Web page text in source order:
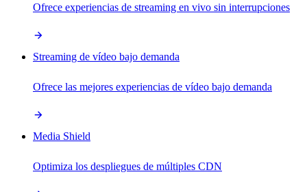
Ofrece experiencias de streaming en vivo sin interrupciones
Streaming de vídeo bajo demanda
Ofrece las mejores experiencias de vídeo bajo demanda
Media Shield
Optimiza los despliegues de múltiples CDN